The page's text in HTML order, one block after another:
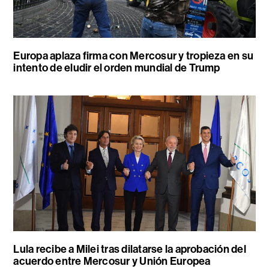
Europa aplaza firma con Mercosur y tropieza en su
intento de eludir el orden mundial de Trump
Lula recibe a Milei tras dilatarse la aprobación del
acuerdo entre Mercosur y Unión Europea